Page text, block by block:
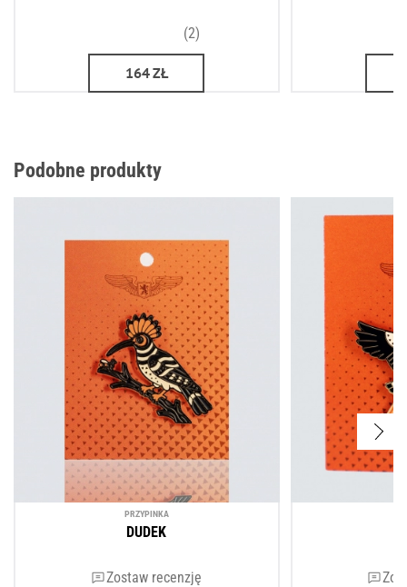
(2)
164ZŁ
Podobne produkty
PRZYPINKА
DUDEK
Zostaw recenzję